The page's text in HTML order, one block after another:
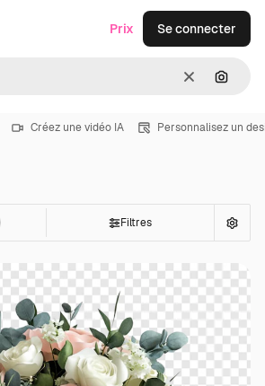
Effacer
Prix Se connecter
Créez une vidéo IA Personnalisez un
Filtres